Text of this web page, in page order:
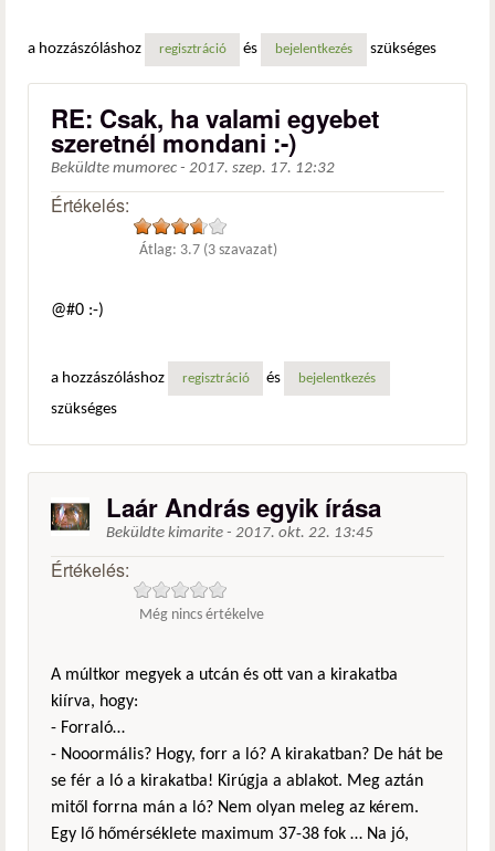
a hozzászóláshoz regisztráció és bejelentkezés szükséges
RE: Csak, ha valami egyebet
szeretnél mondani :-)
Beküldte mumorec - 2017. szep. 17. 12:32
Értékelés:
Átlag: 3.7 (3 szavazat)
@#0 :-)
a hozzászóláshoz regisztráció és bejelentkezés
szükséges
Laár András egyik írása
Beküldte kimarite - 2017. okt. 22. 13:45
Értékelés:
Még nincs értékelve
A múltkor megyek a utcán és ott van a kirakatba
kiírva, hogy:
- Forraló…
- Nooormális? Hogy, forr a ló? A kirakatban? De hát be
se fér a ló a kirakatba! Kirúgja a ablakot. Meg aztán
mitől forrna mán a ló? Nem olyan meleg az kérem.
Egy lő hőmérséklete maximum 37-38 fok … Na jó,